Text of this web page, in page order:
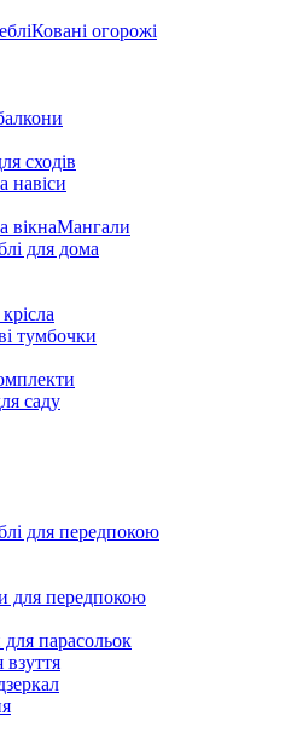
Ковані огорожі
сходів
навіси
вікнаМангали
для дома
тумбочки
саду
для передпокою
для передпокою
для парасольок